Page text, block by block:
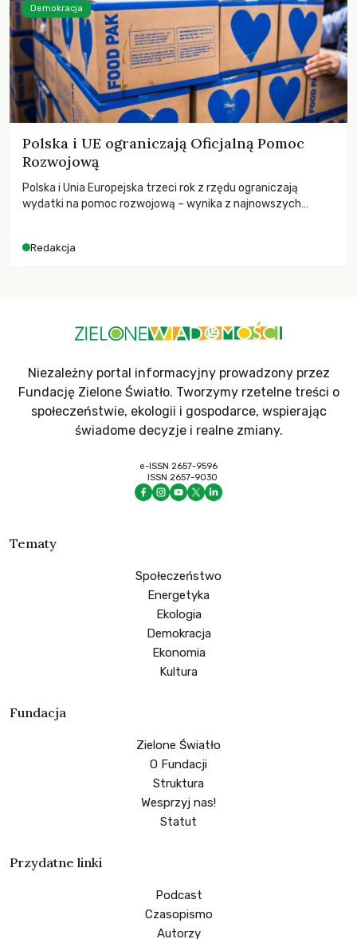
Polska i UE ograniczają Oficjalną Pomoc
Rozwojową
Polska i Unia Europejska trzeci rok z rzędu ograniczają
wydatki na pomoc rozwojową – wynika z najnowszych
odnotowano największe tąpnięcie ODA w historii. Jakie będą
Redakcja
Demokracja
Niezależny portal informacyjny prowadzony przez
Fundację Zielone Światło. Tworzymy rzetelne treści o
społeczeństwie, ekologii i gospodarce, wspierając
świadome decyzje i realne zmiany.
e-ISSN 2657-9596
ISSN 2657-9030
Tematy
Społeczeństwo
Energetyka
Ekologia
Demokracja
Ekonomia
Kultura
Fundacja
Zielone Światło
O Fundacji
Struktura
Wesprzyj nas!
Statut
Przydatne linki
Podcast
Czasopismo
Autorzy